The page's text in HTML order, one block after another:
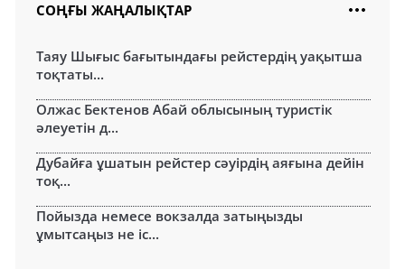
СОҢҒЫ ЖАҢАЛЫҚТАР
Таяу Шығыс бағытындағы рейстердің уақытша
тоқтаты...
Олжас Бектенов Абай облысының туристік
әлеуетін д...
Дубайға ұшатын рейстер сәуірдің аяғына дейін
тоқ...
Пойызда немесе вокзалда затыңызды
ұмытсаңыз не іс...